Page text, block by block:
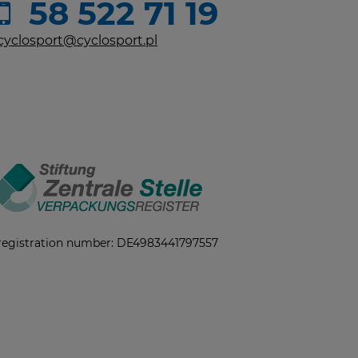
58 522 71 19
number: DE4983441797557